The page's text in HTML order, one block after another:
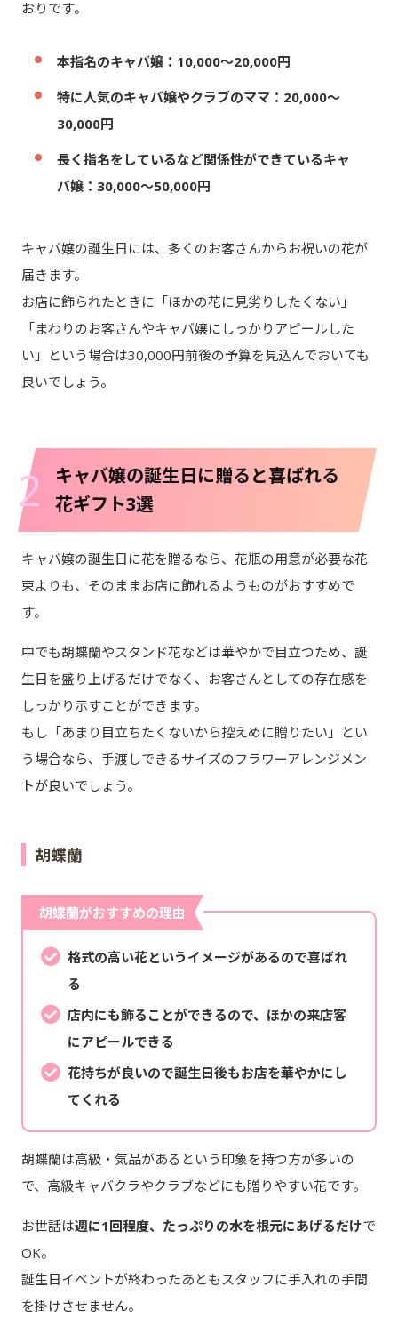
おりです。
本指名のキャバ嬢：10,000～20,000円
特に人気のキャバ嬢やクラブのママ：20,000～
30,000円
長く指名をしているなど関係性ができているキャ
バ嬢：30,000～50,000円
キャバ嬢の誕生日には、多くのお客さんからお祝いの花が
届きます。
お店に飾られたときに「ほかの花に見劣りしたくない」
「まわりのお客さんやキャバ嬢にしっかりアピールした
い」という場合は30,000円前後の予算を見込んでおいても
良いでしょう。
2
キャバ嬢の誕生日に贈ると喜ばれる
花ギフト3選
キャバ嬢の誕生日に花を贈るなら、花瓶の用意が必要な花
束よりも、そのままお店に飾れるようものがおすすめで
す。
中でも胡蝶蘭やスタンド花などは華やかで目立つため、誕
生日を盛り上げるだけでなく、お客さんとしての存在感を
しっかり示すことができます。
もし「あまり目立ちたくないから控えめに贈りたい」とい
う場合なら、手渡しできるサイズのフラワーアレンジメン
トが良いでしょう。
胡蝶蘭
胡蝶蘭がおすすめの理由
格式の高い花というイメージがあるので喜ばれ
る
店内にも飾ることができるので、ほかの来店客
にアピールできる
花持ちが良いので誕生日後もお店を華やかにし
てくれる
胡蝶蘭は高級・気品があるという印象を持つ方が多いの
で、高級キャバクラやクラブなどにも贈りやすい花です。
お世話は週に1回程度、たっぷりの水を根元にあげるだけで
OK。
誕生日イベントが終わったあともスタッフに手入れの手間
を掛けさせません。